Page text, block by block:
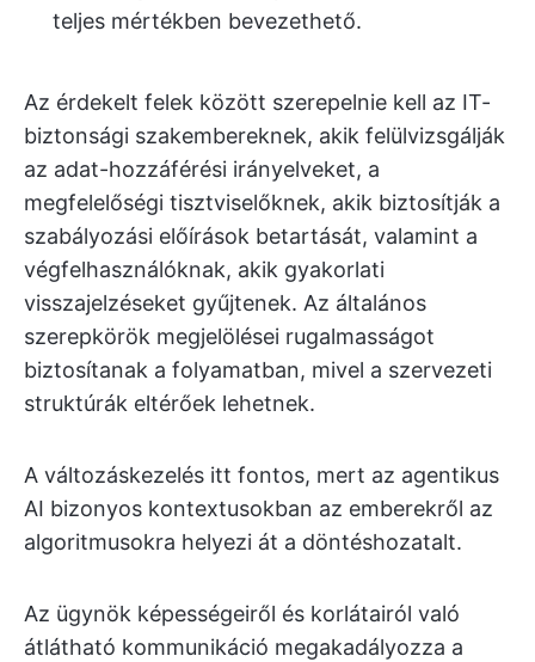
teljes mértékben bevezethető.
Az érdekelt felek között szerepelnie kell az IT-
biztonsági szakembereknek, akik felülvizsgálják
az adat-hozzáférési irányelveket, a
megfelelőségi tisztviselőknek, akik biztosítják a
szabályozási előírások betartását, valamint a
végfelhasználóknak, akik gyakorlati
visszajelzéseket gyűjtenek. Az általános
szerepkörök megjelölései rugalmasságot
biztosítanak a folyamatban, mivel a szervezeti
struktúrák eltérőek lehetnek.
A változáskezelés itt fontos, mert az agentikus
AI bizonyos kontextusokban az emberekről az
algoritmusokra helyezi át a döntéshozatalt.
Az ügynök képességeiről és korlátairól való
átlátható kommunikáció megakadályozza a